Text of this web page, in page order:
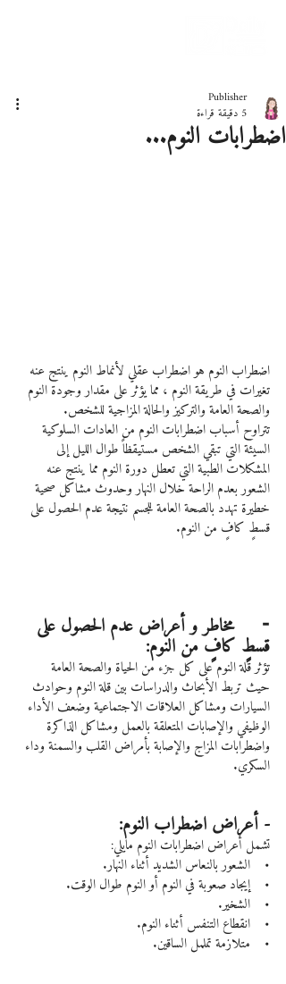
اضطرابات النوم...
Publisher
5 دقيقة قراءة
اضطراب النوم هو اضطراب عقلي لأنماط النوم ينتج عنه
تغيرات في طريقة النوم ، مما يؤثر على مقدار وجودة النوم
والصحة العامة والتركيز والحالة المزاجية للشخص.
تتراوح أسباب اضطرابات النوم من العادات السلوكية
السيئة التي تبقي الشخص مستيقظاً طوال الليل إلى
المشكلات الطبية التي تعطل دورة النوم مما ينتج عنه
الشعور بعدم الراحة خلال النهار وحدوث مشاكل صحية
خطيرة تهدد بالصحة العامة للجسم نتيجة عدم الحصول على
قسطٍ كافٍ من النوم.
⁃     مخاطر و أعراض عدم الحصول على
قسطٍ كافٍ من النوم:
تؤثر قلة النوم على كل جزء من الحياة والصحة العامة
حيث تربط الأبحاث والدراسات بين قلة النوم وحوادث
السيارات ومشاكل العلاقات الاجتماعية وضعف الأداء
الوظيفي والإصابات المتعلقة بالعمل ومشاكل الذاكرة
واضطرابات المزاج والإصابة بأمراض القلب والسمنة وداء
السكري.
- أعراض اضطراب النوم:
تشمل أعراض اضطرابات النوم مايلي:
•    الشعور بالنعاس الشديد أثناء النهار.
•    إيجاد صعوبة في النوم أو النوم طوال الوقت.
•    الشخير.
•    انقطاع التنفس أثناء النوم.
•    متلازمة تململ الساقين.